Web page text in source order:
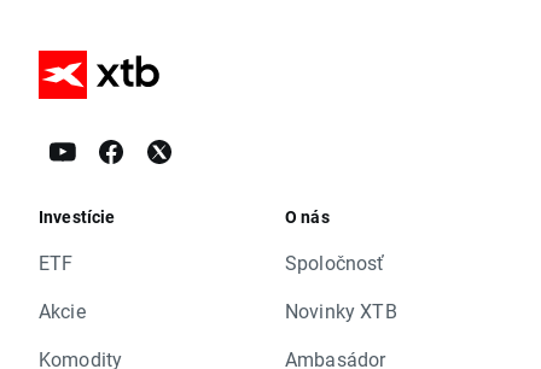
Investície
ETF
Akcie
Komodity
O nás
Spoločnosť
Novinky XTB
Ambasádor